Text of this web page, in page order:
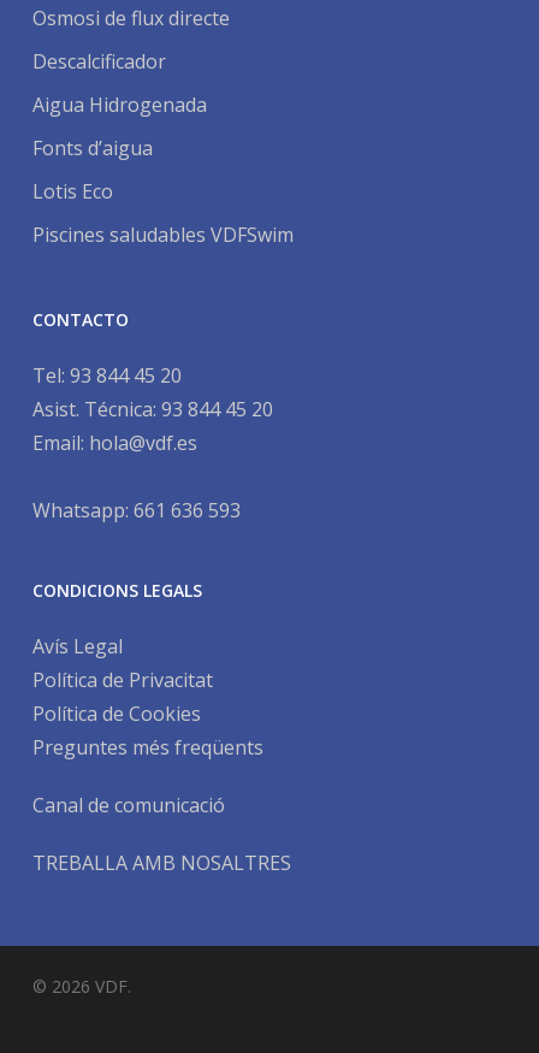
Osmosi de flux directe
Descalcificador
Aigua Hidrogenada
Fonts d’aigua
Lotis Eco
Piscines saludables VDFSwim
CONTACTO
Tel: 93 844 45 20
Asist. Técnica: 93 844 45 20
Email: hola@vdf.es
Whatsapp: 661 636 593
CONDICIONS LEGALS
Avís Legal
Política de Privacitat
Política de Cookies
Preguntes més freqüents
Canal de comunicació
TREBALLA AMB NOSALTRES
© 2026 VDF.